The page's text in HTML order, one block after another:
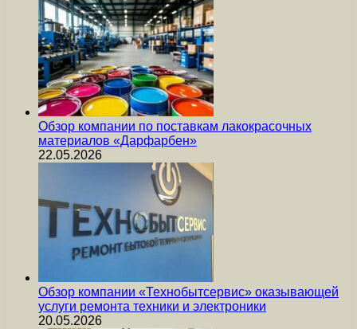
Обзор компании по поставкам лакокрасочных
материалов «Дарфарбен»
22.05.2026
Обзор компании «Технобытсервис» оказывающей
услуги ремонта техники и электроники
20.05.2026